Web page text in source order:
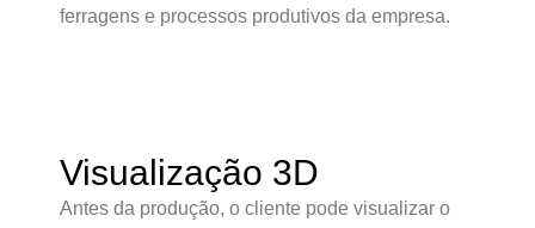
ferragens e processos produtivos da empresa.
Visualização 3D
Antes da produção, o cliente pode visualizar o